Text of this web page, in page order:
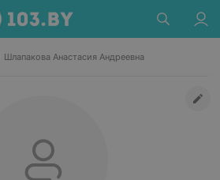
Шлапакова Анастасия Андреевна